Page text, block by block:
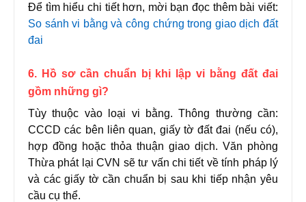
Để tìm hiểu chi tiết hơn, mời bạn đọc thêm bài viết:
So sánh vi bằng và công chứng trong giao dịch đất
đai
6. Hồ sơ cần chuẩn bị khi lập vi bằng đất đai
gồm những gì?
Tùy thuộc vào loại vi bằng. Thông thường cần:
CCCD các bên liên quan, giấy tờ đất đai (nếu có),
hợp đồng hoặc thỏa thuận giao dịch. Văn phòng
Thừa phát lại CVN sẽ tư vấn chi tiết về tính pháp lý
và các giấy tờ cần chuẩn bị sau khi tiếp nhận yêu
cầu cụ thể.